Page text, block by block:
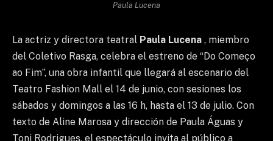
Paula Lucena
La actriz y directora teatral Paula Lucena , miembro
del Coletivo Rasga, celebra el estreno de “Do Começo
ao Fim”, una obra infantil que llegará al escenario del
Teatro Fashion Mall el 14 de junio, con sesiones los
sábados y domingos a las 16 h, hasta el 13 de julio. Con
texto de Aline Marosa y dirección de Paula Águas y
Toni Rodrigues, el espectáculo invita al público a